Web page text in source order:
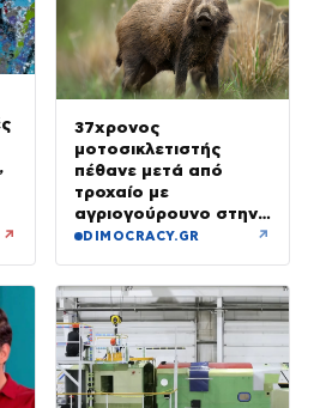
↗
37χρονος
μοτοσικλετιστής
πέθανε μετά από
τροχαίο με
αγριογούρουνο στην
Εύβοια
DIMOCRACY.GR ↗